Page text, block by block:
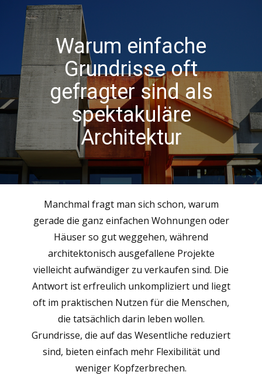
Warum einfache
Grundrisse oft
gefragter sind als
spektakuläre
Architektur
Manchmal fragt man sich schon, warum
gerade die ganz einfachen Wohnungen oder
Häuser so gut weggehen, während
architektonisch ausgefallene Projekte
vielleicht aufwändiger zu verkaufen sind. Die
Antwort ist erfreulich unkompliziert und liegt
oft im praktischen Nutzen für die Menschen,
die tatsächlich darin leben wollen.
Grundrisse, die auf das Wesentliche reduziert
sind, bieten einfach mehr Flexibilität und
weniger Kopfzerbrechen.